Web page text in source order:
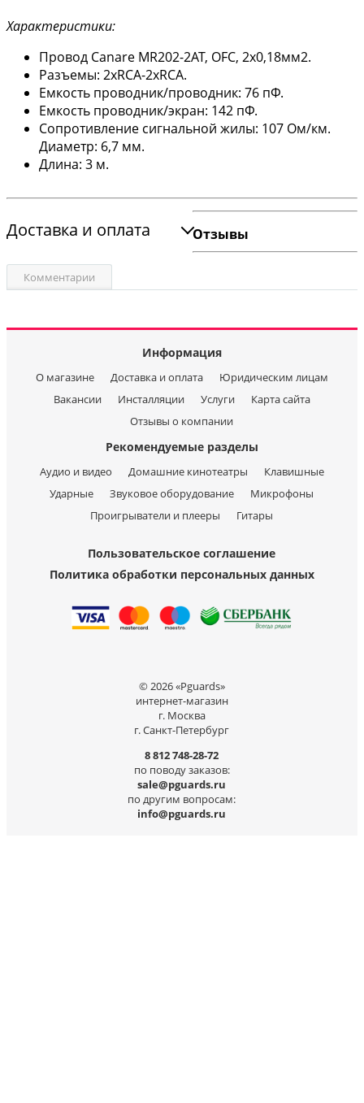
Характеристики:
Провод Canare MR202-2AT, OFC, 2х0,18мм2.
Разъемы: 2хRCA-2хRCA.
Емкость проводник/проводник: 76 пФ.
Емкость проводник/экран: 142 пФ.
Сопротивление сигнальной жилы: 107 Ом/км.
Диаметр: 6,7 мм.
Длина: 3 м.
Доставка и оплата Отзывы
Комментарии
Информация
О магазине Доставка и оплата
Юридическим лицам
Вакансии
Инсталляции Услуги
Карта сайта
Отзывы о компании
Рекомендуемые разделы
Аудио и видео Домашние кинотеатры
Клавишные
Ударные
Звуковое оборудование
Микрофоны
Проигрыватели и плееры
Гитары
Пользовательское соглашение
Политика обработки персональных данных
© 2026 «Pguards»
интернет-магазин
г. Москва
г. Санкт-Петербург
8 812 748-28-72
по поводу заказов:
sale@pguards.ru
по другим вопросам:
info@pguards.ru